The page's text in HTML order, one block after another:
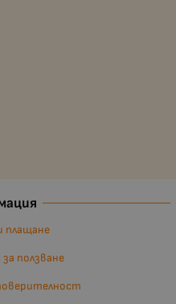
плащане
ползване